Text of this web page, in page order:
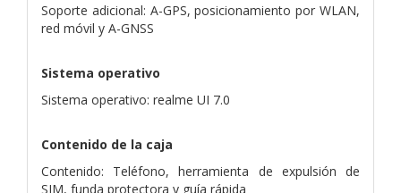
Soporte adicional: A-GPS, posicionamiento por WLAN,
red móvil y A-GNSS
Sistema operativo
Sistema operativo: realme UI 7.0
Contenido de la caja
Contenido: Teléfono, herramienta de expulsión de
SIM, funda protectora y guía rápida